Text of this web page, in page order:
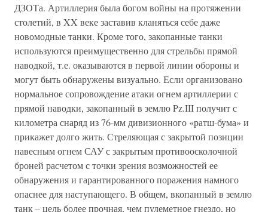
ДЗОТа. Артиллерия была богом войны на протяжении
столетий, в XX веке заставив кланяться себе даже
новомодные танки. Кроме того, закопанные танки
используются преимущественно для стрельбы прямой
наводкой, т.е. оказываются в первой линии обороны и
могут быть обнаружены визуально. Если организовано
нормальное сопровождение атаки огнем артиллерии с
прямой наводки, закопанный в землю Pz.III получит с
километра снаряд из 76-мм дивизионного «ратш-бума» и
прикажет долго жить. Стреляющая с закрытой позиции
навесным огнем САУ с закрытым противоосколочной
броней расчетом с точки зрения возможностей ее
обнаружения и гарантированного поражения намного
опаснее для наступающего. В общем, вкопанный в землю
танк – цель более прочная, чем пулеметное гнездо, но